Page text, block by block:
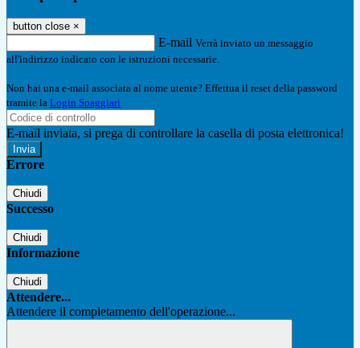
button close ×
E-mail Verrà inviato un messaggio
all'indirizzo indicato con le istruzioni necessarie.
Non hai una e-mail associata al nome utente? Effettua il reset della password
tramite la Login Spaggiari
E-mail inviata, si prega di controllare la casella di posta elettronica!
Errore
Chiudi
Successo
Chiudi
Informazione
Chiudi
Attendere...
Attendere il completamento dell'operazione...